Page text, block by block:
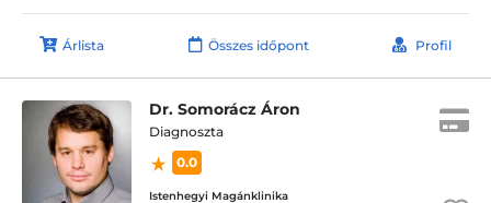
Árlista Összes időpont Profil
Dr. Somorácz Áron
Diagnoszta
0.0
Istenhegyi Magánklinika